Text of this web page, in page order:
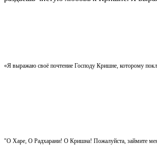
«Я выражаю своё почтение Господу Кришне, которому
"О Харе, О Радхарани! О Кришна! Пожалуйста, займите